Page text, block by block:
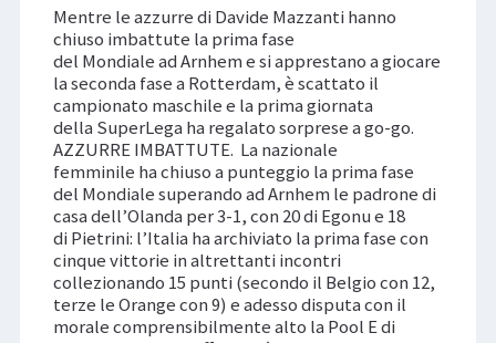
Mentre le azzurre di Davide Mazzanti hanno
chiuso imbattute la prima fase
del Mondiale ad Arnhem e si apprestano a giocare
la seconda fase a Rotterdam, è scattato il
campionato maschile e la prima giornata
della SuperLega ha regalato sorprese a go-go.
AZZURRE IMBATTUTE. La nazionale
femminile ha chiuso a punteggio la prima fase
del Mondiale superando ad Arnhem le padrone di
casa dell’Olanda per 3-1, con 20 di Egonu e 18
di Pietrini: l’Italia ha archiviato la prima fase con
cinque vittorie in altrettanti incontri
collezionando 15 punti (secondo il Belgio con 12,
terze le Orange con 9) e adesso disputa con il
morale comprensibilmente alto la Pool E di